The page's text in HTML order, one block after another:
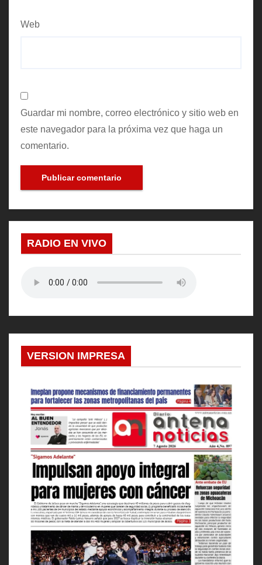
Web
Guardar mi nombre, correo electrónico y sitio web en
este navegador para la próxima vez que haga un
comentario.
RADIO EN VIVO
VERSION IMPRESA